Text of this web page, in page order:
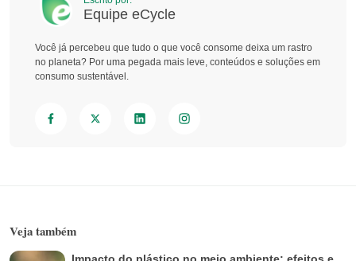
Equipe eCycle
Você já percebeu que tudo o que você consome deixa um rastro
no planeta? Por uma pegada mais leve, conteúdos e soluções em
consumo sustentável.
Veja também
Impacto do plástico no meio ambiente: efeitos e